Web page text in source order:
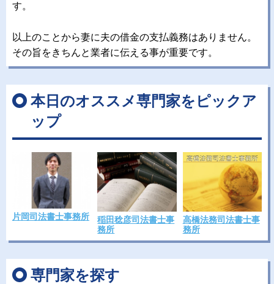
す。
以上のことから妻に夫の借金の支払義務はありません。
その旨をきちんと業者に伝える事が重要です。
本日のオススメ専門家をピックア
ップ
片岡司法書士事務所
稲田稔彦司法書士事
務所
高橋法務司法書士事
務所
専門家を探す